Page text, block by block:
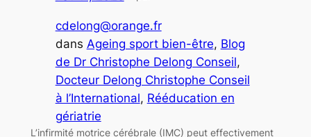
cdelong@orange.fr
dans Ageing sport bien-être, Blog
de Dr Christophe Delong Conseil
Docteur Delong Christophe Conseil
à l’International, Rééducation en
gériatrie
L’infirmité motrice cérébrale (IMC) peut effectivement